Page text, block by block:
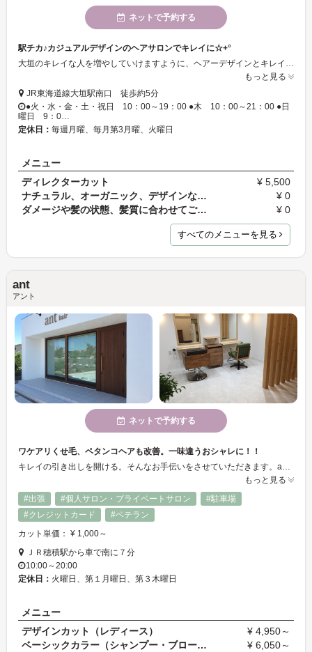
ネットで予約する
駅チカ♪カジュアルデザインのヘアサロンでキレイに☆+°
もっと見る
JR東海道線大垣駅南口 徒歩約5分
●火・水・金・土・祝日 10：00～19：00 ●木 10：00～21：00 ●日
曜日 9：0…
定休日： 毎週月曜、毎月第3月曜、火曜日
メニュー
ディレクターカット
¥ 5,500
ナチュラル、オーガニック、デザインなどお客様のご…
¥ 0
ダメージや髪の状態、髪質に合わせてご希望のパーマ…
¥ 0
すべてのメニューを見る
ant
アント
ネットで予約する
ワケアリくせ毛、ペタンコヘアも改善。一味違うおシャレに！！
キレイの引き出しを開ける。そんなお手伝いをさせていただきます。ant独自の再現性のあるパーマ、少しニュアンスを変えたいポイントパーマ。少しでいいので自分自身に手を加えていただき、健康的で魅力的なスタイルを提供します。
もっと見る
#出張
#個人サロン・プライベートサロン
#駐車場
#クレジットカード
#ベテラン
カット単価： ¥ 1,000～
ＪＲ穂積駅から車で南に７分
10:00～20:00
定休日： 火曜日、第１月曜日、第３木曜日
メニュー
デザインカット（レディース）
¥ 4,950～
ベーシックカラー（シャンプー・ブロー別）
¥ 6,050～